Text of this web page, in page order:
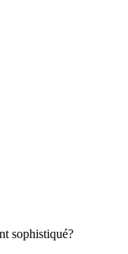
sophistiqué?